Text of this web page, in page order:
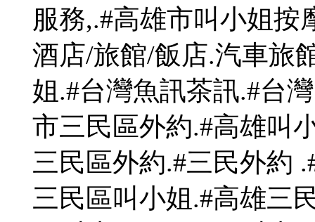
服務,.#高雄市叫小姐按
酒店/旅館/飯店.汽車旅
姐.#台灣魚訊茶訊.#台
市三民區外約.#高雄叫
三民區外約.#三民外約
三民區叫小姐.#高雄三